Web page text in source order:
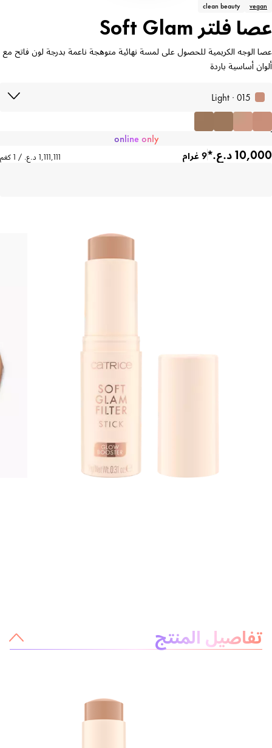
vegan
clean beauty
عصا فلتر Soft Glam
عصا الوجه الكريمية للحصول على لمسة نهائية متوهجة ناعمة بدرجة لون فاتح مع
ألوان أساسية باردة
015 · Light
online only
9 غرام
تفاصيل المنتج